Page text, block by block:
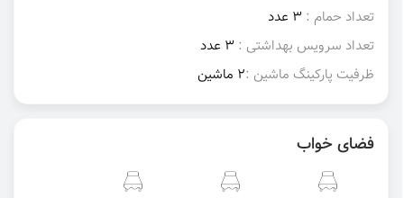
تعداد حمام : 3 عدد
تعداد سرویس بهداشتی : 3 عدد
ظرفیت پارکینگ ماشین :2 ماشین
فضای خواب